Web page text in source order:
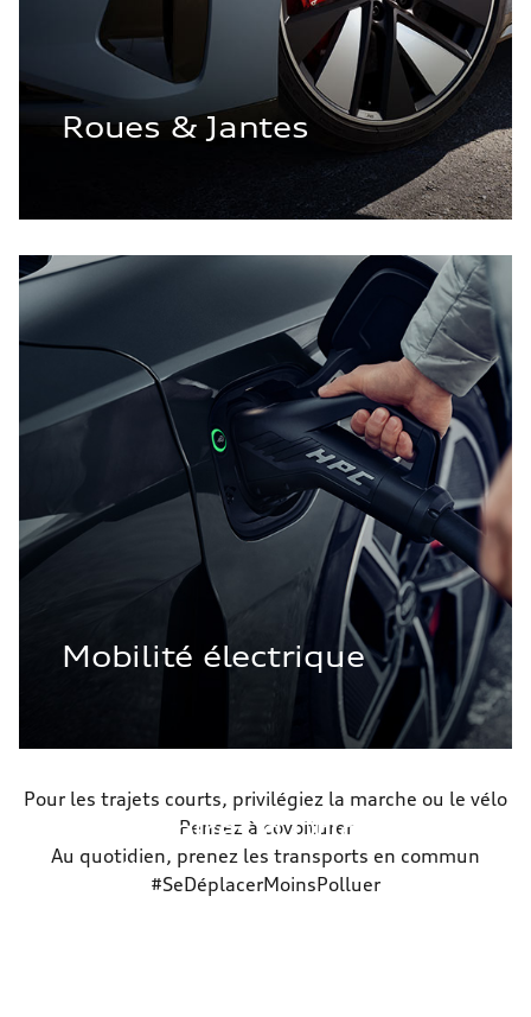
Accessoires d'Origine
Audi
Roues & Jantes
Mobilité électrique
Mobilité électrique
Text/HTML Teaser
Pour les trajets courts, privilégiez la marche ou le vélo
Pensez à covoiturer
Au quotidien, prenez les transports en commun
#SeDéplacerMoinsPolluer